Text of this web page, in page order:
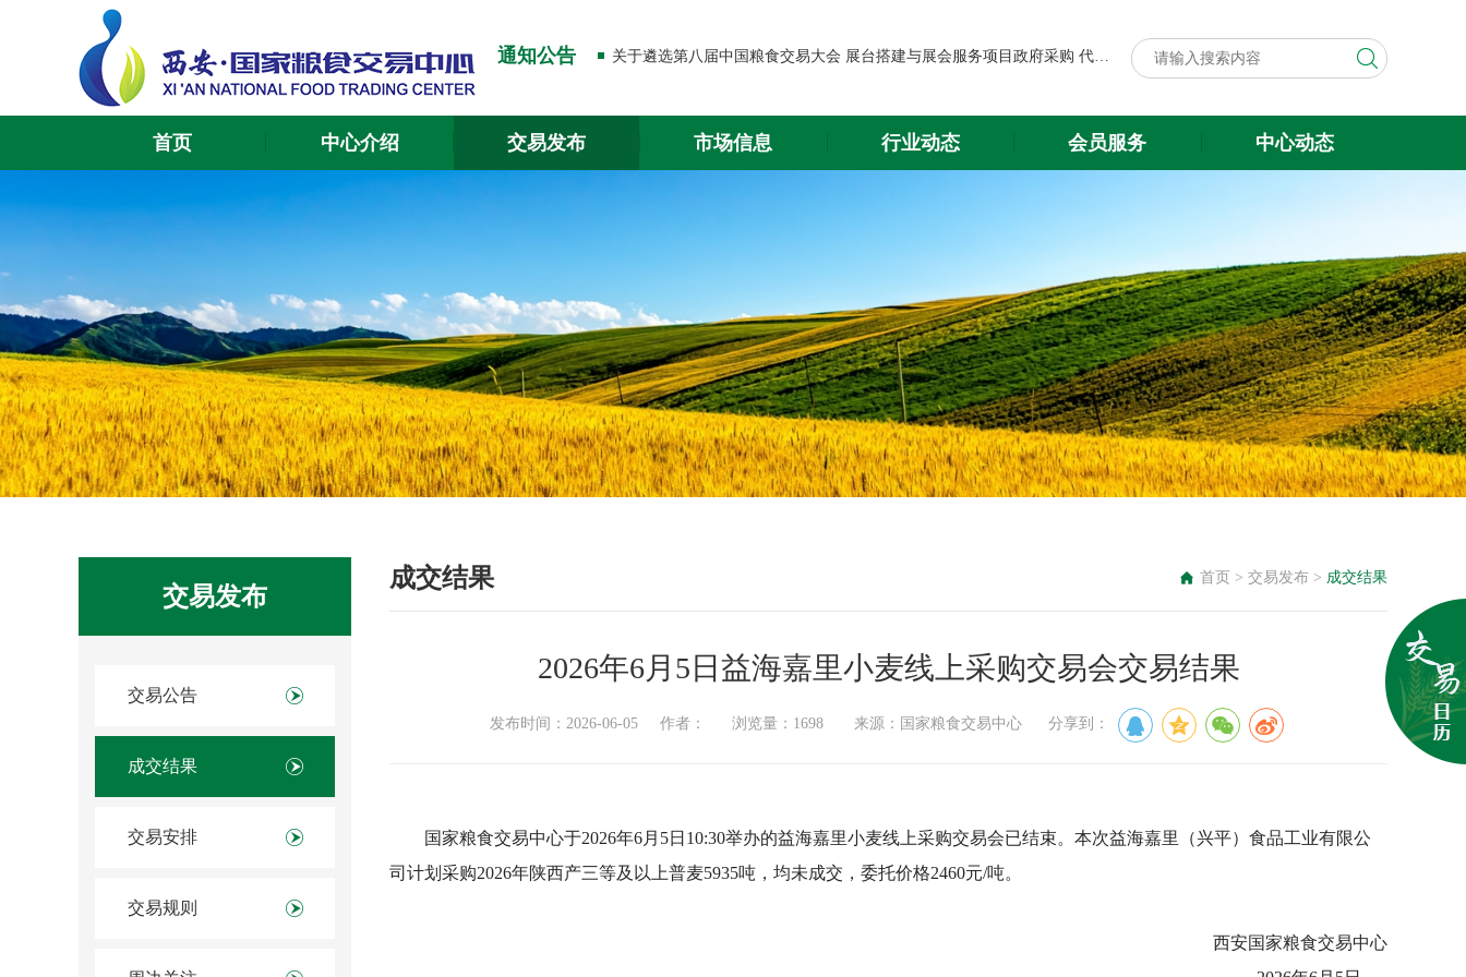
通知公告
关于遴选第八届中国粮食交易大会 展台搭建与展会服务项目政府采购 代理机构的公告
首页 中心介绍 交易发布 市场信息 行业动态 会员服务 中心动态
交易发布
交易公告
成交结果
交易安排
交易规则
成交结果 首页 > 交易发布 > 成交结果
2026年6月5日益海嘉里小麦线上采购交易会交易结果
发布时间：2026-06-05 作者： 浏览量：1698 来源：国家粮食交易中心 分享到：
国家粮食交易中心于2026年6月5日10:30举办的益海嘉里小麦线上采购交易会已结束。本次益海嘉里（兴平）食品工业有限公
司计划采购2026年陕西产三等及以上普麦5935吨，均未成交，委托价格2460元/吨。
西安国家粮食交易中心